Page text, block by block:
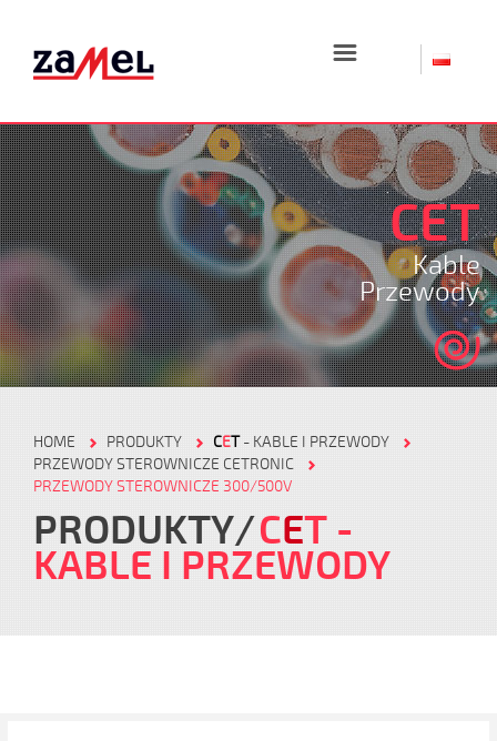
☰
CET
Kable
Przewody
HOME PRODUKTY CET- KABLE I PRZEWODY
PRZEWODY STEROWNICZE CETRONIC
PRZEWODY STEROWNICZE 300/500V
PRODUKTY CET -
KABLE I PRZEWODY